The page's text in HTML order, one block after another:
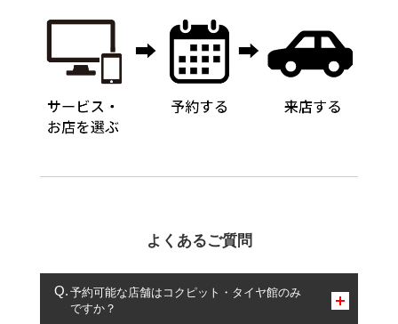
よくあるご質問
予約可能な店舗はコクピット・タイヤ館のみ
ですか？